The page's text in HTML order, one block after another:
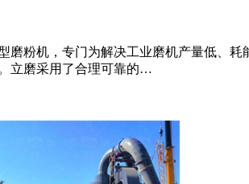
磨粉机，专门为解决工业磨机产量低、
立磨采用了合理可靠的…